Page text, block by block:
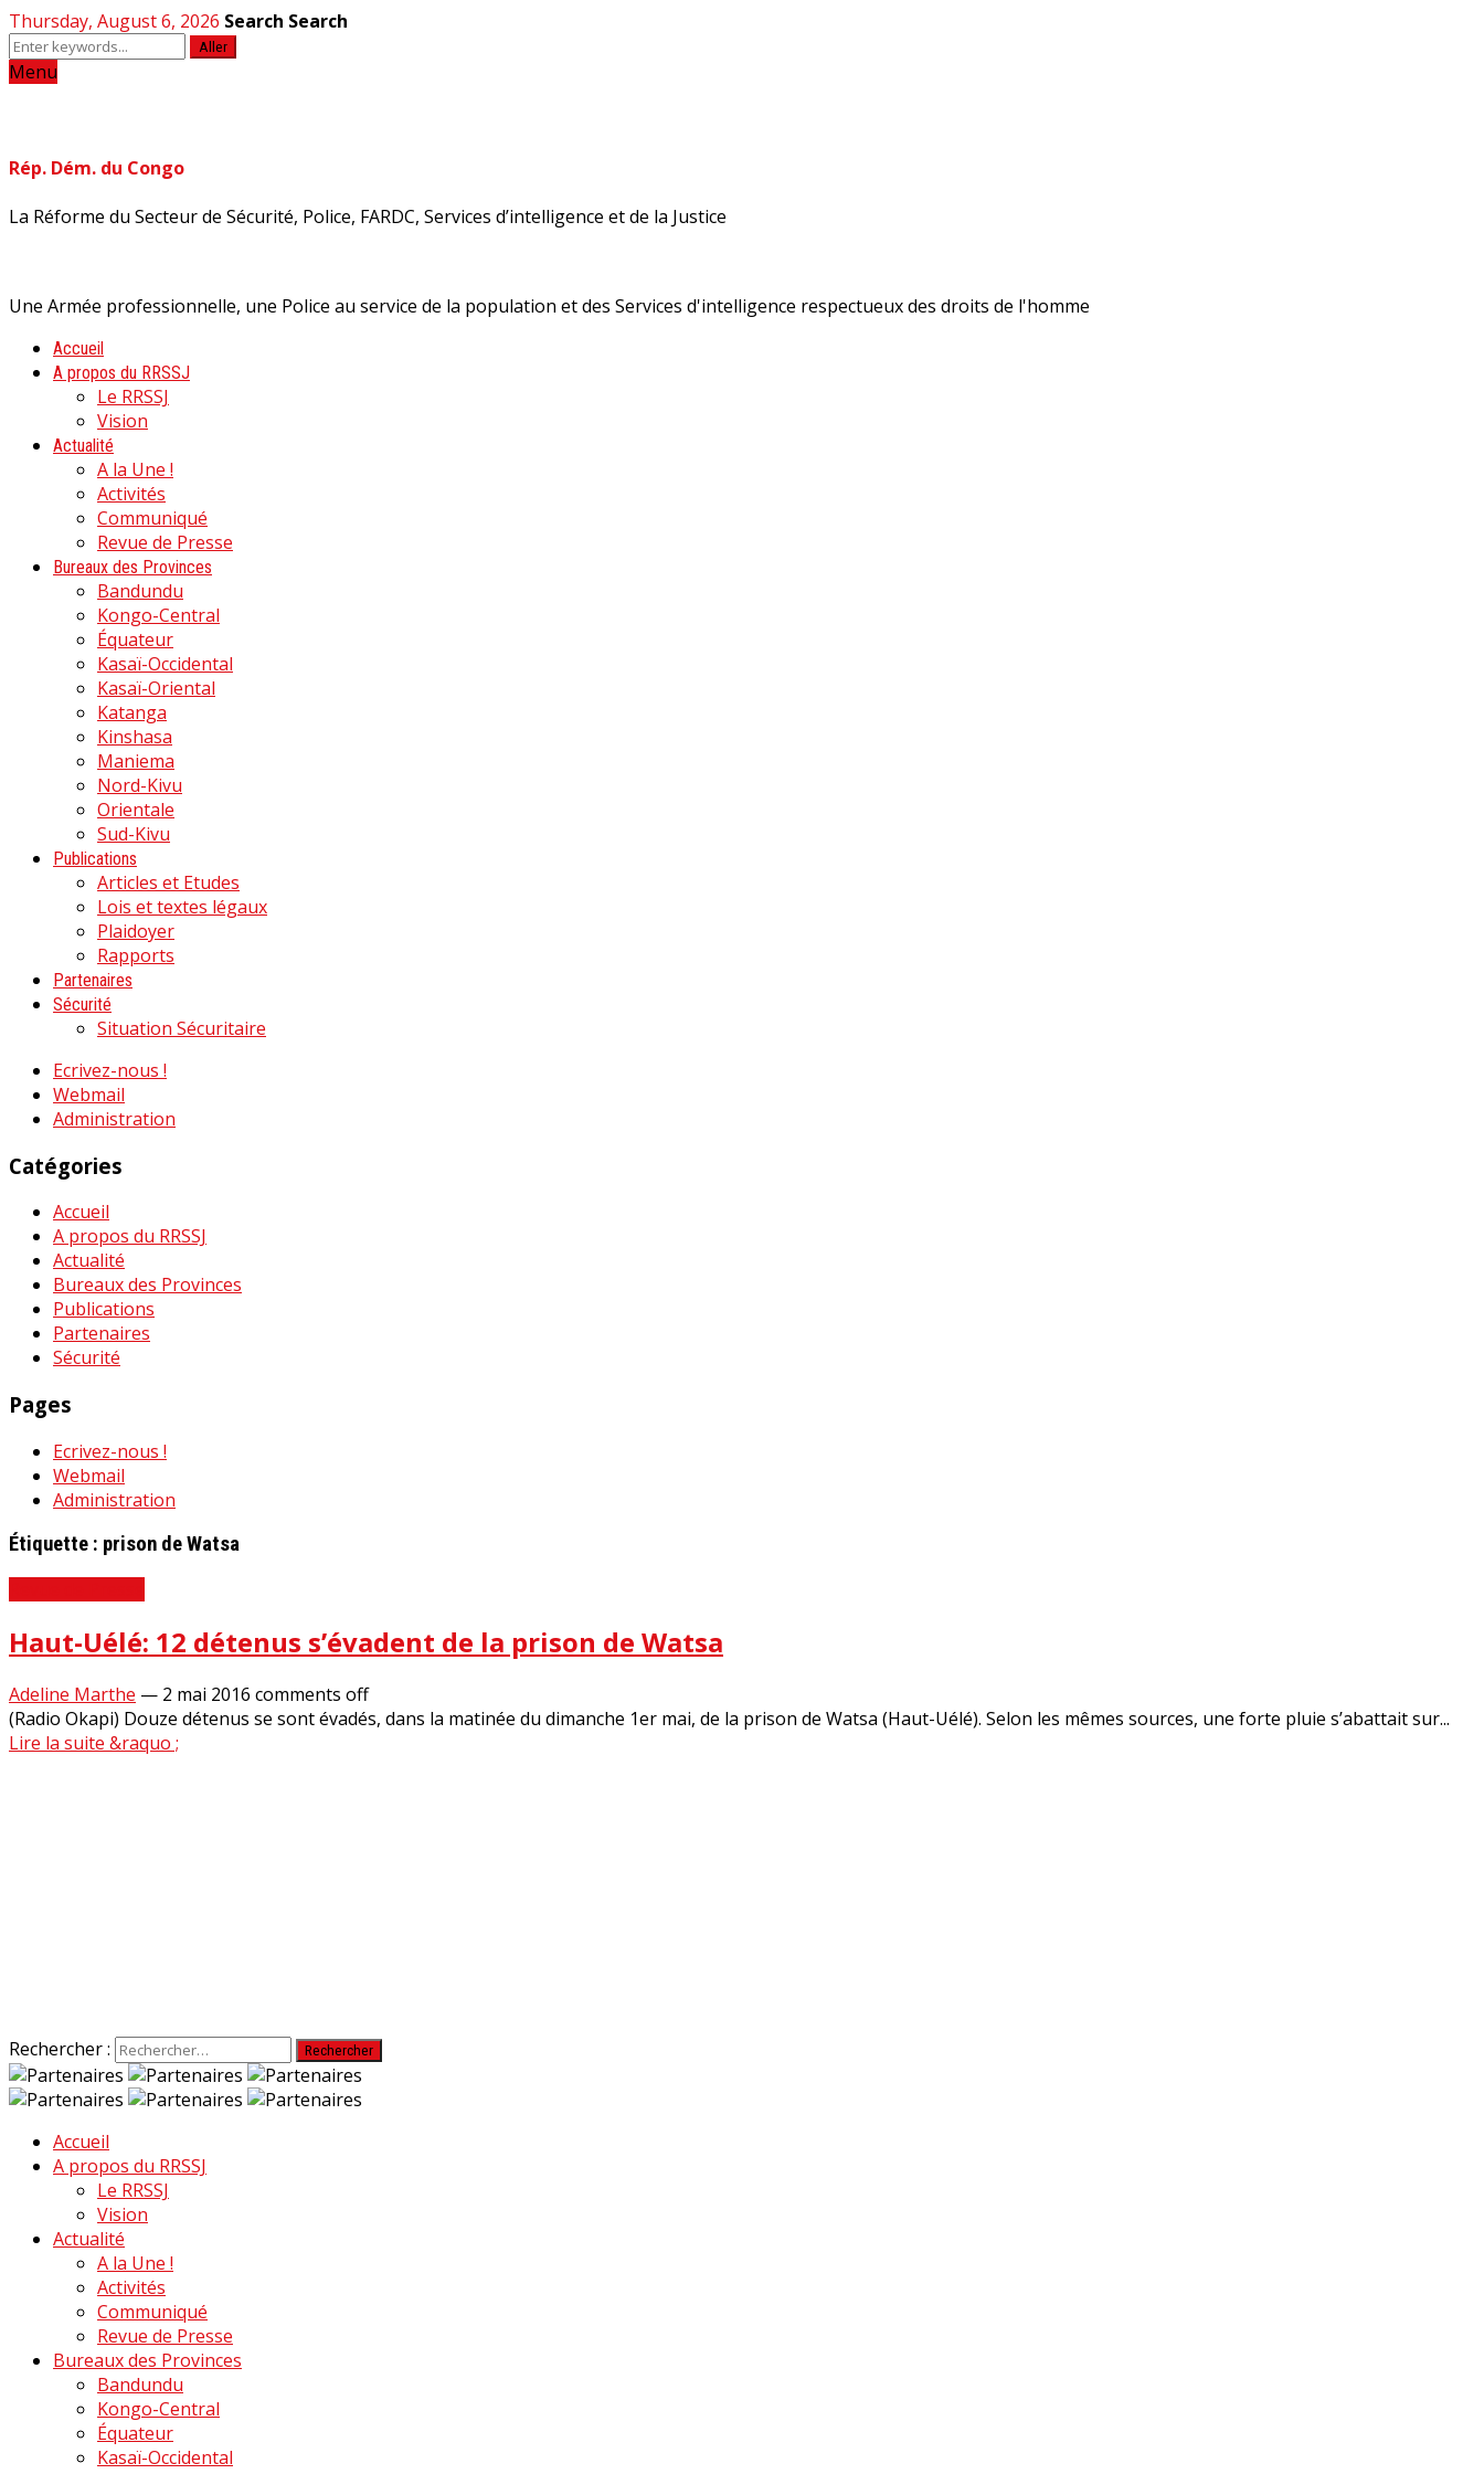
Thursday, August 6, 2026 Search Search
Aller
Menu
Rép. Dém. du Congo
La Réforme du Secteur de Sécurité, Police, FARDC, Services d’intelligence et de la Justice
Une Armée professionnelle, une Police au service de la population et des Services d'intelligence respectueux des droits de l'homme
Accueil
A propos du RRSSJ
Le RRSSJ
Vision
Actualité
A la Une !
Activités
Communiqué
Revue de Presse
Bureaux des Provinces
Bandundu
Kongo-Central
Équateur
Kasaï-Occidental
Kasaï-Oriental
Katanga
Kinshasa
Maniema
Nord-Kivu
Orientale
Sud-Kivu
Publications
Articles et Etudes
Lois et textes légaux
Plaidoyer
Rapports
Partenaires
Sécurité
Situation Sécuritaire
Ecrivez-nous !
Webmail
Administration
Catégories
Accueil
A propos du RRSSJ
Actualité
Bureaux des Provinces
Publications
Partenaires
Sécurité
Pages
Ecrivez-nous !
Webmail
Administration
Étiquette : prison de Watsa
Haut-Uélé: 12 détenus s’évadent de la prison de Watsa
Adeline Marthe — 2 mai 2016 comments off
(Radio Okapi) Douze détenus se sont évadés, dans la matinée du dimanche 1er mai, de la prison de Watsa (Haut-Uélé). Selon les mêmes sources, une forte pluie s’abattait sur...
Lire la suite &raquo ;
Rechercher :
Accueil
A propos du RRSSJ
Le RRSSJ
Vision
Actualité
A la Une !
Activités
Communiqué
Revue de Presse
Bureaux des Provinces
Bandundu
Kongo-Central
Équateur
Kasaï-Occidental